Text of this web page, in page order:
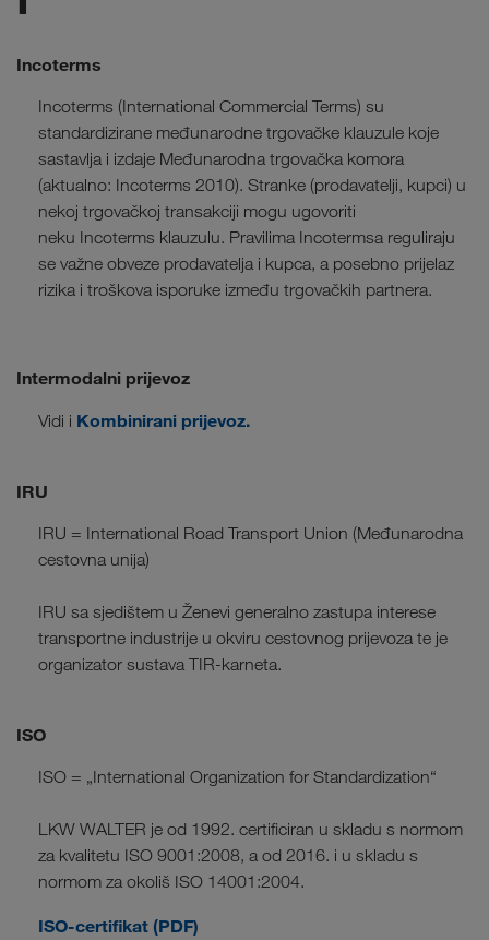
Incoterms
Incoterms (International Commercial Terms) su
standardizirane međunarodne trgovačke klauzule koje
sastavlja i izdaje Međunarodna trgovačka komora
(aktualno: Incoterms 2010). Stranke (prodavatelji, kupci) u
nekoj trgovačkoj transakciji mogu ugovoriti
neku Incoterms klauzulu. Pravilima Incotermsa reguliraju
se važne obveze prodavatelja i kupca, a posebno prijelaz
rizika i troškova isporuke između trgovačkih partnera.
Intermodalni prijevoz
Vidi i Kombinirani prijevoz.
IRU
IRU = International Road Transport Union (Međunarodna
cestovna unija)
IRU sa sjedištem u Ženevi generalno zastupa interese
transportne industrije u okviru cestovnog prijevoza te je
organizator sustava TIR-karneta.
ISO
ISO = „International Organization for Standardization“
LKW WALTER je od 1992. certificiran u skladu s normom
za kvalitetu ISO 9001:2008, a od 2016. i u skladu s
normom za okoliš ISO 14001:2004.
ISO-certifikat (PDF)